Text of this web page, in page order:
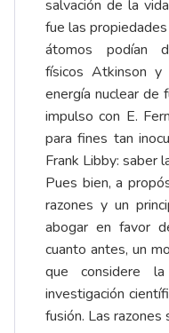
salvación de la
fue las
átomos podían
físicos Atkinson y
energía nuclear de
impulso con E.
para fines tan
Frank Libby: saber
Pues bien, a
razones y un
abogar en favor
cuanto antes, un
que considere
investigación
fusión. Las razones